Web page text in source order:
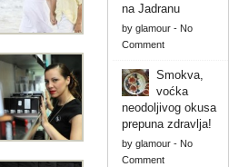
na Jadranu
by glamour- No
Comment
Smokva,
voćka
neodoljivog okusa
prepuna zdravlja!
by glamour- No
Comment